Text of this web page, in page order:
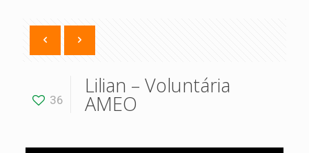
36
Lilian – Voluntária
AMEO